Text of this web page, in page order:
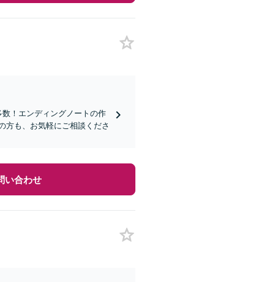
！エンディングノートの作
方も、お気軽にご相談くださ
い合わせ